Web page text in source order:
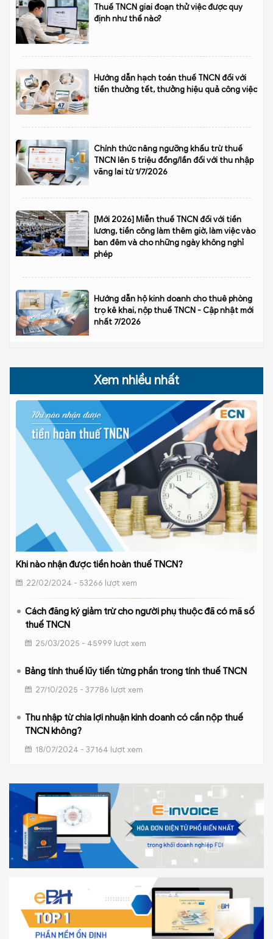
Thuế TNCN giai đoạn thử việc được quy
định như thế nào?
Hướng dẫn hạch toán thuế TNCN đối với
tiền thưởng tết, thưởng hiệu quả công việc
Chính thức nâng ngưỡng khấu trừ thuế
TNCN lên 5 triệu đồng/lần đối với thu nhập
vãng lai từ 1/7/2026
[Mới 2026] Miễn thuế TNCN đối với tiền
lương, tiền công làm thêm giờ, làm việc vào
ban đêm và cho những ngày không nghỉ
phép
Hướng dẫn hộ kinh doanh cho thuê phòng
trọ kê khai, nộp thuế TNCN - Cập nhật mới
nhất 7/2026
Xem nhiều nhất
Khi nào nhận được tiền hoàn thuế TNCN?
22/02/2024 - 53266 lượt xem
Cách đăng ký giảm trừ cho người phụ thuộc đã có mã số
thuế TNCN
25/03/2025 - 45999 lượt xem
Bảng tính thuế lũy tiến từng phần trong tính thuế TNCN
27/10/2025 - 37786 lượt xem
Thu nhập từ chia lợi nhuận kinh doanh có cần nộp thuế
TNCN không?
18/07/2024 - 37164 lượt xem